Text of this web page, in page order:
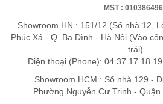
MST :
Showroom HN : 151/12 (Số nhà 12,
Phúc Xá - Q. Ba Đình - Hà Nội (Vào
trái)
Điện thoại (Phone): 04.37
Showroom HCM : Số nhà 129 -
Phường Nguyễn Cư Trinh - Quận